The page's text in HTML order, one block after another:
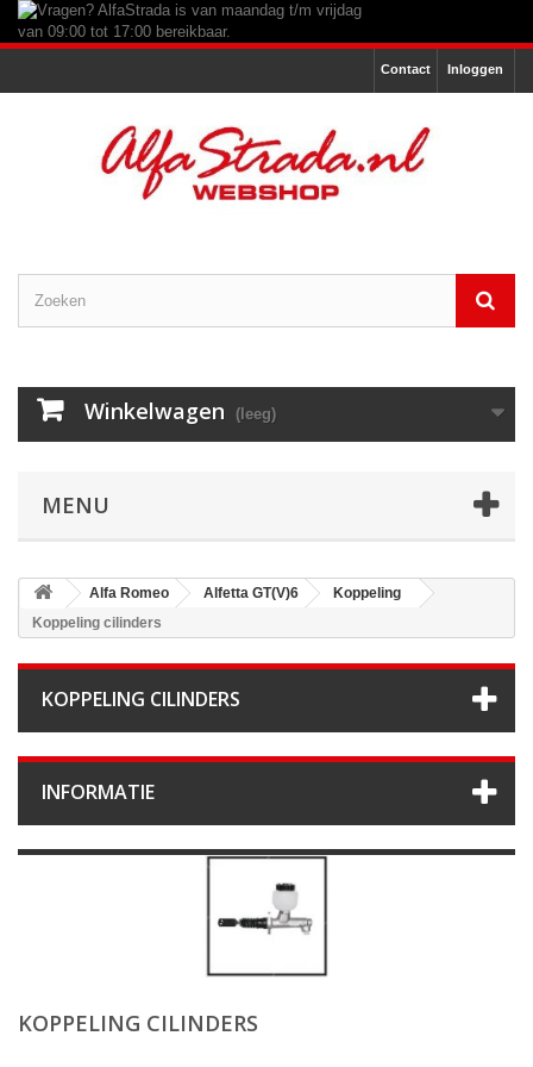
Inloggen
Contact
Winkelwagen (leeg)
MENU
Alfa Romeo Alfetta GT(V)6
Koppeling
Koppeling cilinders
KOPPELING CILINDERS
INFORMATIE
KOPPELING CILINDERS